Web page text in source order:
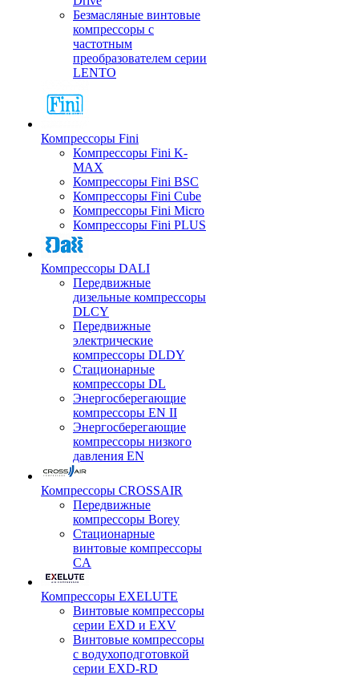
Безмасляные винтовые
компрессоры с
частотным
преобразователем серии
LENTO
Компрессоры Fini
Компрессоры Fini K-
MAX
Компрессоры Fini BSC
Компрессоры Fini Cube
Компрессоры Fini Micro
Компрессоры Fini PLUS
Компрессоры DALI
Передвижные
дизельные компрессоры
DLCY
Передвижные
электрические
компрессоры DLDY
Стационарные
компрессоры DL
Энергосберегающие
компрессоры EN II
Энергосберегающие
компрессоры низкого
давления EN
Компрессоры CROSSAIR
Передвижные
компрессоры Borey
Стационарные
винтовые компрессоры
CA
Компрессоры EXELUTE
Винтовые компрессоры
серии EXD и EXV
Винтовые компрессоры
с водухоподготовкой
серии EXD-RD